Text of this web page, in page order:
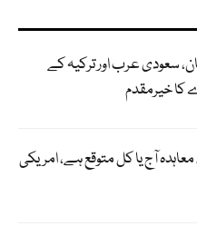
سعودی عرب اور ترکیہ کے
کا خیرمقدم
آج یا کل متوقع ہے، امریکی